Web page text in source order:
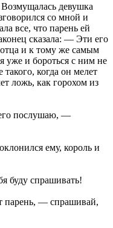
девушка
со мной и
все, что парень ей
сказала: — Эти его
и к тому же самым
уже и бороться с ним не
когда он мелет
ложь, как горохом из
послушаю, —
ему, король и
буду спрашивать!
парень, — спрашивай,